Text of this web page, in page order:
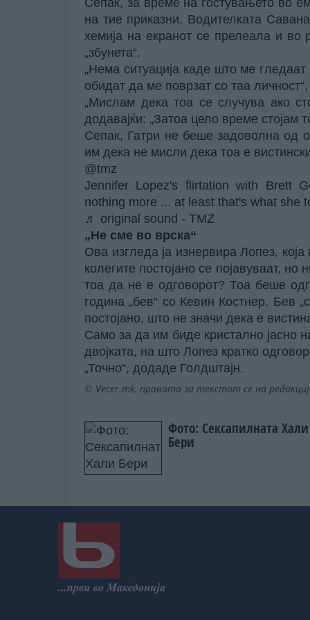
на тие приказни. Водителката
хемија на екранот се прелеала и во
„збунета“.
„Нема ситуација каде што ме
обидат да ме поврзат со таа
„Мислам дека тоа се случува ако
додавајќи: „Затоа цело време стојам
Сепак, Гатри не беше задоволна од
им дека не мисли дека тоа е
@tmz
Jennifer Lopez's flirtation with Brett
nothing more ... at least that's what she
♬ original sound - TMZ
„Не сме во врска“
Ова изгледа ја изнервира Лопез, која
колегите постојано се појавуваат,
тоа да не е одговорот? Тоа беше
година „бев“ со Кевин Костнер. Бев
постојано, што не значи дека е
Само за да им биде кристално јасно
двојката, на што Лопез кратко
„Точно“, додаде Голдштајн.
© Vecer.mk, правата за текстот се на
Фото: Сексапилната Хали
Бери